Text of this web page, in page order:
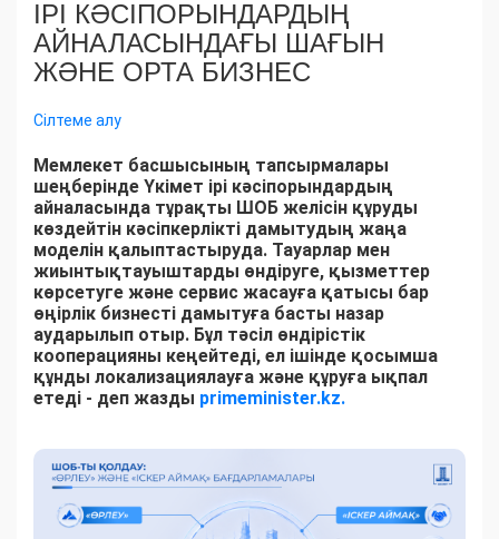
ІРІ КӘСІПОРЫНДАРДЫҢ
АЙНАЛАСЫНДАҒЫ ШАҒЫН
ЖӘНЕ ОРТА БИЗНЕС
Сілтеме алу
Мемлекет басшысының тапсырмалары
шеңберінде Үкімет ірі кәсіпорындардың
айналасында тұрақты ШОБ желісін құруды
көздейтін кәсіпкерлікті дамытудың жаңа
моделін қалыптастыруда. Тауарлар мен
жиынтықтауыштарды өндіруге, қызметтер
көрсетуге және сервис жасауға қатысы бар
өңірлік бизнесті дамытуға басты назар
аударылып отыр. Бұл тәсіл өндірістік
кооперацияны кеңейтеді, ел ішінде қосымша
құнды локализациялауға және құруға ықпал
етеді - деп жазды primeminister.kz.